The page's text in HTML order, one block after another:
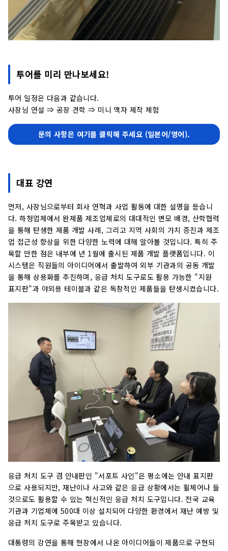
투어를 미리 만나보세요!
투어 일정은 다음과 같습니다.
사장님 연설 ⇒ 공장 견학 ⇒ 미니 액자 제작 체험
문의 사항은 여기를 클릭해 주세요 (일본어/영어).
대표 강연
먼저, 사장님으로부터 회사 연혁과 사업 활동에 대한 설명을 듣습니
다. 하청업체에서 완제품 제조업체로의 대대적인 변모 배경, 산학협력
을 통해 탄생한 제품 개발 사례, 그리고 지역 사회의 가치 증진과 제조
업 접근성 향상을 위한 다양한 노력에 대해 알아볼 것입니다. 특히 주
목할 만한 점은 내부에 년 1월에 출시된 제품 개발 플랫폼입니다. 이
시스템은 직원들의 아이디어에서 출발하여 외부 기관과의 공동 개발
을 통해 상용화를 추진하며, 응급 처치 도구로도 활용 가능한 "지원
표지판"과 야외용 테이블과 같은 독창적인 제품들을 탄생시켰습니다.
응급 처치 도구 겸 안내판인 "서포트 사인"은 평소에는 안내 표지판
으로 사용되지만, 재난이나 사고와 같은 응급 상황에서는 휠체어나 들
것으로도 활용할 수 있는 혁신적인 응급 처치 도구입니다. 전국 교육
기관과 기업체에 500대 이상 설치되어 다양한 환경에서 재난 예방 및
응급 처치 도구로 주목받고 있습니다.
대통령의 강연을 통해 현장에서 나온 아이디어들이 제품으로 구현되